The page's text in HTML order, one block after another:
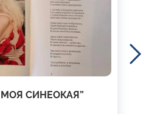
МОЯ СИНЕОКАЯ”